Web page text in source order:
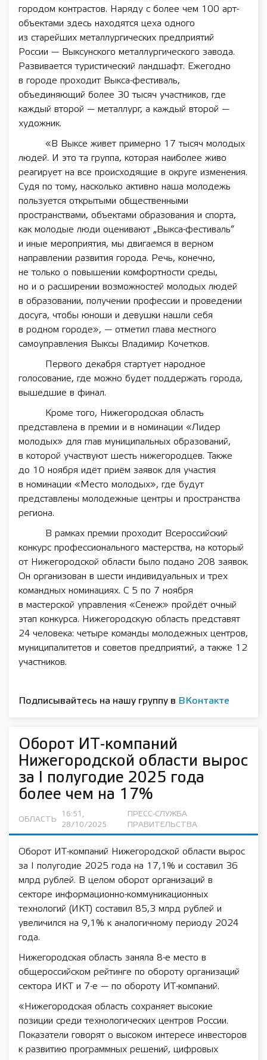
городом контрастов. Наряду с более чем 100 арт-
объектами здесь находятся цеха одного
из старейших металлургических предприятий
России — Выксунского металлургического завода.
Развивается туристический ландшафт. Ежегодно
в городе проходит Выкса-фестиваль,
объединяющий более 30 тысяч участников, где
каждый второй — металлург, а каждый второй —
художник.
«В Выксе живет примерно 17 тысяч молодых
людей. И это та группа, которая наиболее живо
реагирует на все происходящие в округе изменения.
Судя по тому, насколько активно наша молодежь
пользуется открытыми общественными
пространствами, объектами образования и спорта,
как молодые люди оценивают „Выкса-фестиваль“
и иные мероприятия, мы двигаемся в верном
направлении развития города. Речь, конечно,
не только о повышении комфортности среды,
но и о расширении возможностей молодых людей
в образовании, получении профессии и проведении
досуга, чтобы юноши и девушки нашли себя
в родном городе», — отметил глава местного
самоуправления Выксы Владимир Кочетков.
Первого декабря стартует народное
голосование, где можно будет поддержать города,
вышедшие в финал.
Кроме того, Нижегородская область
представлена в премии и в номинации «Лидер
молодых» для глав муниципальных образований,
в которой участвуют шесть нижегородцев. Также
до 10 ноября идёт приём заявок для участия
в номинации «Место молодых», где будут
представлены молодежные центры и пространства
региона.
В рамках премии проходит Всероссийский
конкурс профессионального мастерства, на который
от Нижегородской области было подано 208 заявок.
Он организован в шести индивидуальных и трех
командных номинациях. С 5 по 7 ноября
в мастерской управления «Сенеж» пройдёт очный
этап конкурса. Нижегородскую область представят
24 человека: четыре команды молодежных центров,
муниципалитетов и советов предприятий, а также 12
участников.
Подписывайтесь на нашу группу в ВКонтакте
Оборот ИТ-компаний
Нижегородской области вырос
за I полугодие 2025 года
более чем на 17%
ОБЛАСТЬ
16:51,
28/10/2025
ПРЕСС-СЛУЖБА
ПРАВИТЕЛЬСТВА
Оборот ИТ-компаний Нижегородской области вырос
за I полугодие 2025 года на 17,1% и составил 36
млрд рублей. В целом оборот организаций в
секторе информационно-коммуникационных
технологий (ИКТ) составил 85,3 млрд рублей и
увеличился на 9,1% к аналогичному периоду 2024
года.
Нижегородская область заняла 8-е место в
общероссийском рейтинге по обороту организаций
сектора ИКТ и 7-е — по обороту ИТ-компаний.
«Нижегородская область сохраняет высокие
позиции среди технологических центров России.
Показатели говорят о высоком интересе инвесторов
к развитию программных решений, цифровых